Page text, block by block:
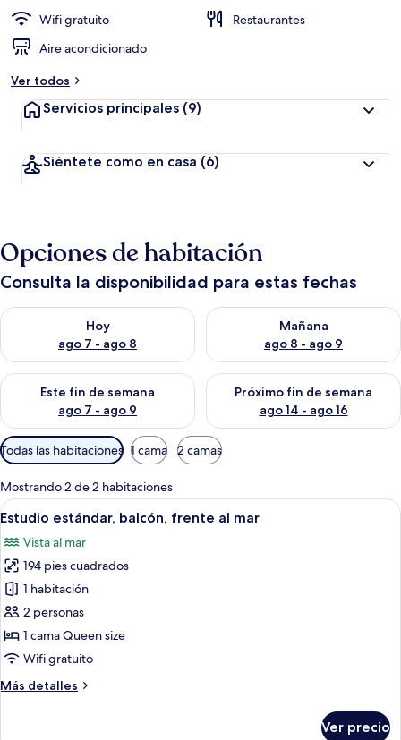
Wifi gratuito
Restaurantes
Aire acondicionado
Ver todos
Servicios principales (9)
Siéntete como en casa (6)
Opciones de habitación
Consulta la disponibilidad para estas fechas
Hoy
ago 7 - ago 8
Consulta la disponibilidad para hoy ago 7 - ago 8
Mañana
ago 8 - ago 9
Consulta la disponibilidad
Este fin de semana
ago 7 - ago 9
Consulta la disponibilidad para este fin de semana ago 7 -
Próximo fin de semana
ago 14 - ago 16
Consulta la disponibilidad
Filtros
disponibles
para
las
habitaciones
Todas las habitaciones 1 cama 2 camas
Mostrando 2 de 2 habitaciones
Abrir
todas
las
fotos
de
Estudio
estándar,
balcón,
frente
al
Habitación de hotel con cama,
8
Estudio estándar, balcón, frente al mar
Vista al mar
194 pies cuadrados
1 habitación
2 personas
1 cama Queen size
Wifi gratuito
Más detalles
Más
Ver precio